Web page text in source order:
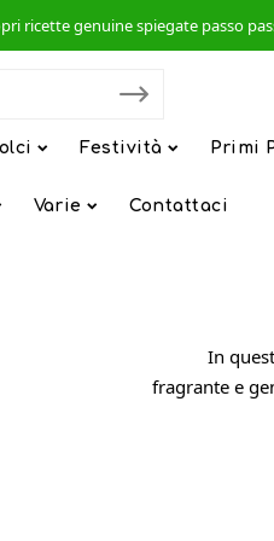
ricette genuine spiegate passo
Festività Primi
Varie Contattaci
In
fragrante e